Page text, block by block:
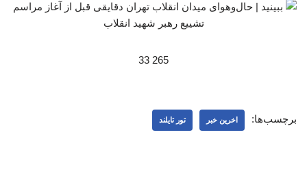
265 33
برچسب‌ها: اخرین خبر تور تایلند